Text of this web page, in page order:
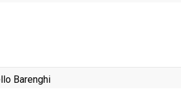
Barenghi